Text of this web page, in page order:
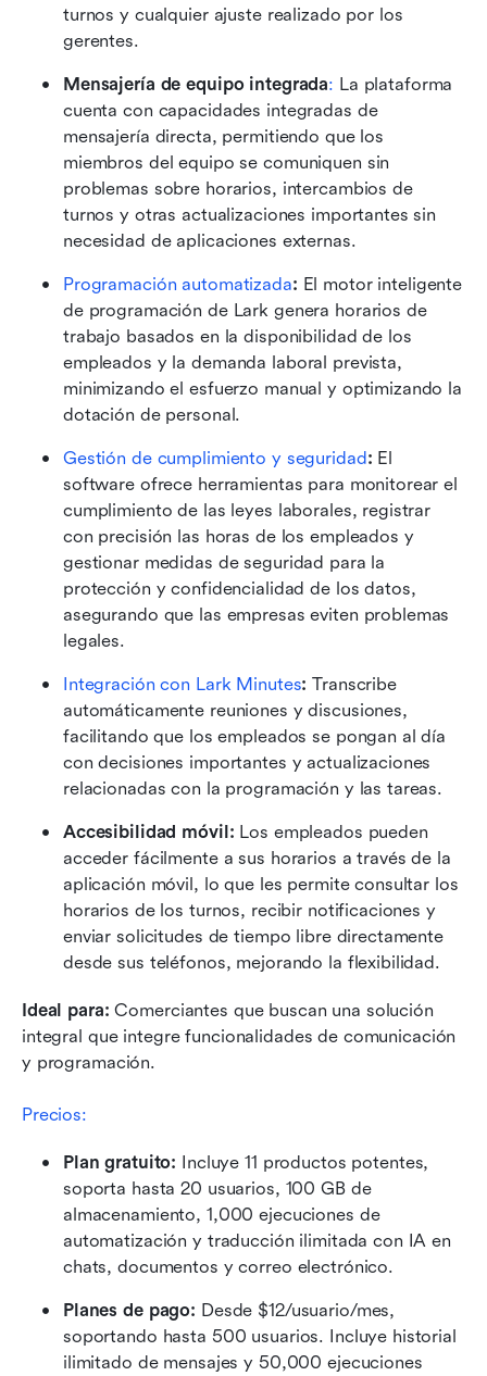
turnos y cualquier ajuste realizado por los
gerentes.
Mensajería de equipo integrada: La plataforma
cuenta con capacidades integradas de
mensajería directa, permitiendo que los
miembros del equipo se comuniquen sin
problemas sobre horarios, intercambios de
turnos y otras actualizaciones importantes sin
necesidad de aplicaciones externas.
Programación automatizada: El motor inteligente
de programación de Lark genera horarios de
trabajo basados en la disponibilidad de los
empleados y la demanda laboral prevista,
minimizando el esfuerzo manual y optimizando la
dotación de personal.
Gestión de cumplimiento y seguridad: El
software ofrece herramientas para monitorear el
cumplimiento de las leyes laborales, registrar
con precisión las horas de los empleados y
gestionar medidas de seguridad para la
protección y confidencialidad de los datos,
asegurando que las empresas eviten problemas
legales.
Integración con Lark Minutes: Transcribe
automáticamente reuniones y discusiones,
facilitando que los empleados se pongan al día
con decisiones importantes y actualizaciones
relacionadas con la programación y las tareas.
Accesibilidad móvil: Los empleados pueden
acceder fácilmente a sus horarios a través de la
aplicación móvil, lo que les permite consultar los
horarios de los turnos, recibir notificaciones y
enviar solicitudes de tiempo libre directamente
desde sus teléfonos, mejorando la flexibilidad.
Ideal para: Comerciantes que buscan una solución
integral que integre funcionalidades de comunicación
y programación.
Precios:
Plan gratuito: Incluye 11 productos potentes,
soporta hasta 20 usuarios, 100 GB de
almacenamiento, 1,000 ejecuciones de
automatización y traducción ilimitada con IA en
chats, documentos y correo electrónico.
Planes de pago: Desde $12/usuario/mes,
soportando hasta 500 usuarios. Incluye historial
ilimitado de mensajes y 50,000 ejecuciones